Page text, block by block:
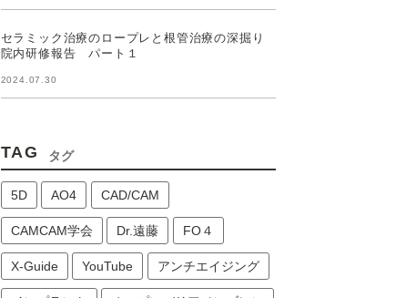
セラミック治療のロープレと根管治療の深掘り
院内研修報告 パート１
2024.07.30
TAG タグ
5D AO4 CAD/CAM
CAMCAM学会 Dr.遠藤 FO４
X-Guide YouTube アンチエイジング